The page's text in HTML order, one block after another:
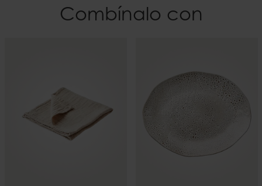
7332793195056
Combínalo con